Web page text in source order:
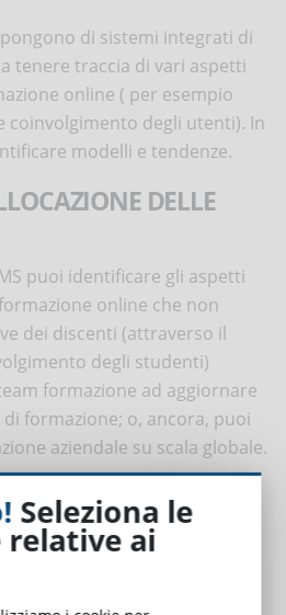
di sistemi integrati di
tenere traccia di vari aspetti
online ( per esempio
coinvolgimento degli utenti). In
modelli e tendenze.
DELLE
puoi identificare gli aspetti
online che non
dei discenti (attraverso il
degli studenti)
formazione ad aggiornare
formazione; o, ancora, puoi
aziendale su scala globale.
DI
percorsi di
da offrire ad ogni
Seleziona le
relative ai